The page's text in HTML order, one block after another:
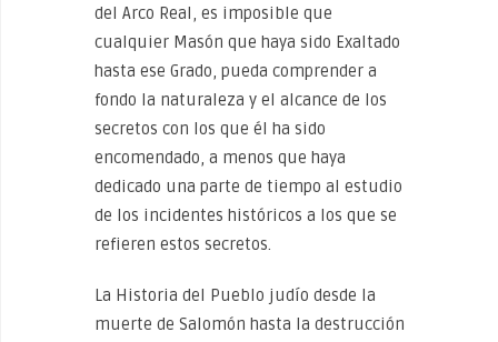
del Arco Real, es imposible que
cualquier Masón que haya sido Exaltado
hasta ese Grado, pueda comprender a
fondo la naturaleza y el alcance de los
secretos con los que él ha sido
encomendado, a menos que haya
dedicado una parte de tiempo al estudio
de los incidentes históricos a los que se
refieren estos secretos.
La Historia del Pueblo judío desde la
muerte de Salomón hasta la destrucción